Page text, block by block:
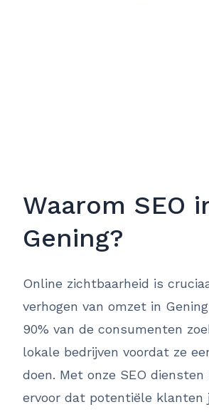
Waarom SEO
Gening?
Online zichtbaarheid is
verhogen van omzet in
90% van de consumenten
lokale bedrijven voordat ze
doen. Met onze SEO diensten
ervoor dat potentiële klanten